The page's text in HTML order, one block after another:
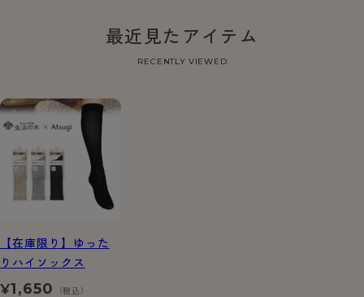
最近見たアイテム
RECENTLY VIEWED
【在庫限り】ゆった
りハイソックス
¥1,650 （税込）